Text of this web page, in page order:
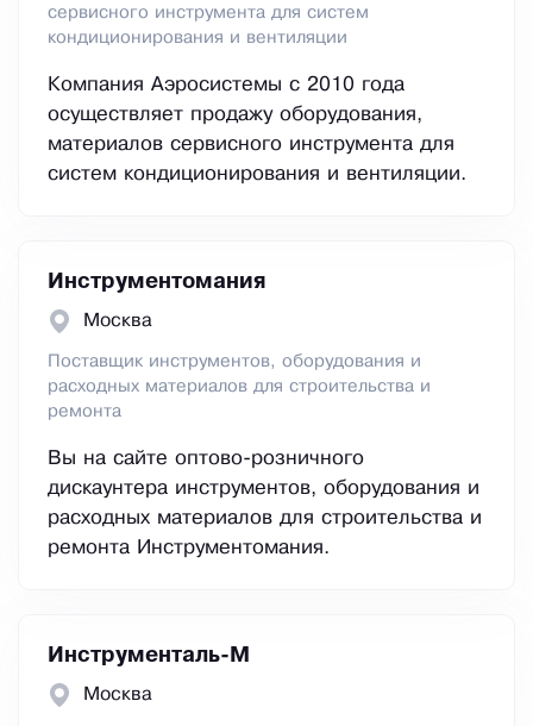
сервисного инструмента для систем
кондиционирования и вентиляции
Компания Аэросистемы с 2010 года
осуществляет продажу оборудования,
материалов сервисного инструмента для
систем кондиционирования и вентиляции.
Инструментомания
Москва
Поставщик инструментов, оборудования и
расходных материалов для строительства и
ремонта
Вы на сайте оптово-розничного
дискаунтера инструментов, оборудования и
расходных материалов для строительства и
ремонта Инструментомания.
Инструменталь-М
Москва